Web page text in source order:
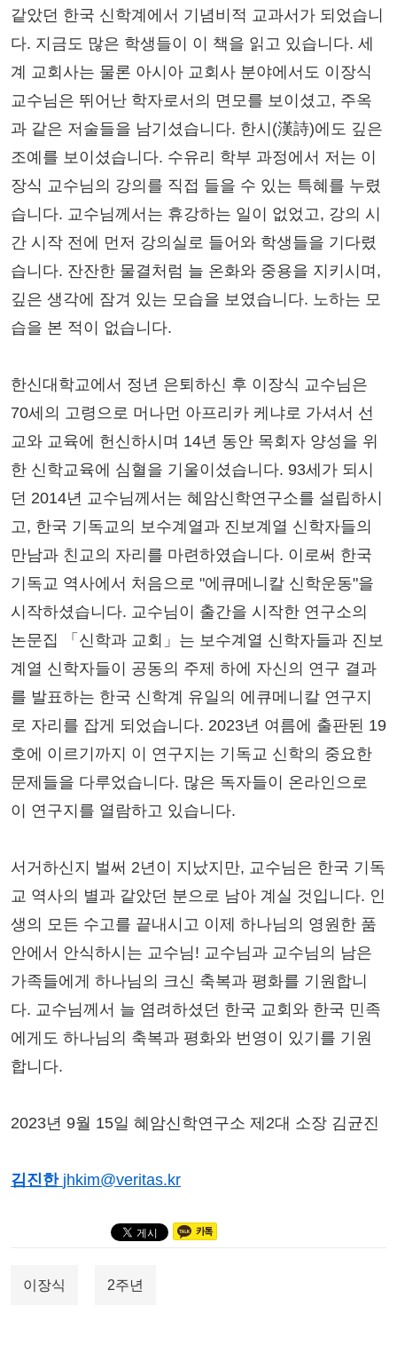
같았던 한국 신학계에서 기념비적 교과서가 되었습니
다. 지금도 많은 학생들이 이 책을 읽고 있습니다. 세
계 교회사는 물론 아시아 교회사 분야에서도 이장식
교수님은 뛰어난 학자로서의 면모를 보이셨고, 주옥
과 같은 저술들을 남기셨습니다. 한시(漢詩)에도 깊은
조예를 보이셨습니다. 수유리 학부 과정에서 저는 이
장식 교수님의 강의를 직접 들을 수 있는 특혜를 누렸
습니다. 교수님께서는 휴강하는 일이 없었고, 강의 시
간 시작 전에 먼저 강의실로 들어와 학생들을 기다렸
습니다. 잔잔한 물결처럼 늘 온화와 중용을 지키시며,
깊은 생각에 잠겨 있는 모습을 보였습니다. 노하는 모
습을 본 적이 없습니다.
한신대학교에서 정년 은퇴하신 후 이장식 교수님은
70세의 고령으로 머나먼 아프리카 케냐로 가셔서 선
교와 교육에 헌신하시며 14년 동안 목회자 양성을 위
한 신학교육에 심혈을 기울이셨습니다. 93세가 되시
던 2014년 교수님께서는 혜암신학연구소를 설립하시
고, 한국 기독교의 보수계열과 진보계열 신학자들의
만남과 친교의 자리를 마련하였습니다. 이로써 한국
기독교 역사에서 처음으로 "에큐메니칼 신학운동"을
시작하셨습니다. 교수님이 출간을 시작한 연구소의
논문집 「신학과 교회」는 보수계열 신학자들과 진보
계열 신학자들이 공동의 주제 하에 자신의 연구 결과
를 발표하는 한국 신학계 유일의 에큐메니칼 연구지
로 자리를 잡게 되었습니다. 2023년 여름에 출판된 19
호에 이르기까지 이 연구지는 기독교 신학의 중요한
문제들을 다루었습니다. 많은 독자들이 온라인으로
이 연구지를 열람하고 있습니다.
서거하신지 벌써 2년이 지났지만, 교수님은 한국 기독
교 역사의 별과 같았던 분으로 남아 계실 것입니다. 인
생의 모든 수고를 끝내시고 이제 하나님의 영원한 품
안에서 안식하시는 교수님! 교수님과 교수님의 남은
가족들에게 하나님의 크신 축복과 평화를 기원합니
다. 교수님께서 늘 염려하셨던 한국 교회와 한국 민족
에게도 하나님의 축복과 평화와 번영이 있기를 기원
합니다.
2023년 9월 15일 혜암신학연구소 제2대 소장 김균진
김진한 jhkim@veritas.kr
이장식 2주년